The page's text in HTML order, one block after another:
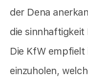
der Dena
die
Die KfW empfielt
einzuholen,